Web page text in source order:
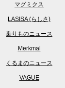
マグミクス
LASISA (らしさ)
乗りものニュース
Merkmal
くるまのニュース
VAGUE